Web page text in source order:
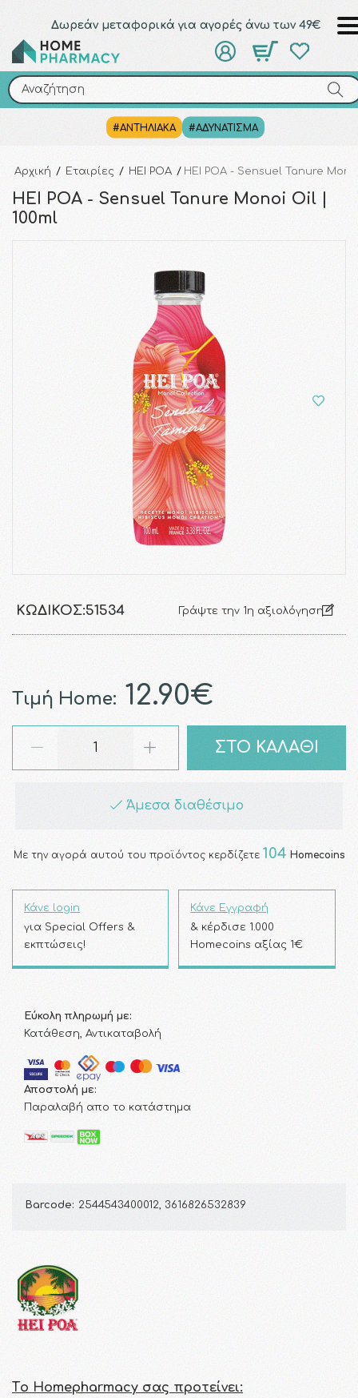
Δωρεάν μεταφορικά για αγορές άνω των 49€
Αναζήτηση
#ΑΝΤΗΛΙΑΚΑ #ΑΔΥΝΑΤΙΣΜΑ
Αναζήτηση
Αρχική / Εταιρίες / HEI POA / HEI POA - Sensuel Tanure
HEI POA - Sensuel Tanure Monoi Oil |
100ml
ΚΩΔΙΚΌΣ:51534 Γράψτε την 1η αξιολόγηση
Τιμή Home: 12.90€
ΣΤΟ ΚΑΛΑΘΙ
Άμεσα διαθέσιμο
Με την αγορά αυτού του προϊόντος κερδίζετε 104 Homecoins
Κάνε login
για Special Offers &
εκπτώσεις!
Κάνε Εγγραφή
& κέρδισε 1.000
Homecoins αξίας 1€
Εύκολη πληρωμή με:
Κατάθεση, Αντικαταβολή
Αποστολή με:
Παραλαβή απο το κατάστημα
Barcode: 2544543400012, 3616826532839
Τo Homepharmacy σας προτείνει: